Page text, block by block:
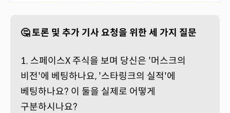
🤔 토론 및 추가 기사 요청을 위한 세 가지 질문
1. 스페이스X 주식을 보며 당신은 '머스크의
비전'에 베팅하나요, '스타링크의 실적'에
베팅하나요? 이 둘을 실제로 어떻게
구분하시나요?